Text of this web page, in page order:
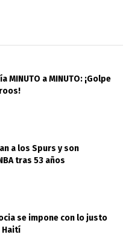
MINUTO a MINUTO: ¡Golpe
a los Spurs y son
tras 53 años
se impone con lo justo
Haití